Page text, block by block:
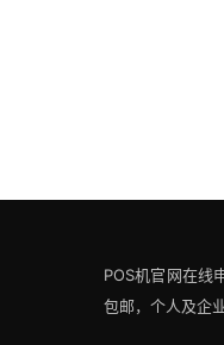
POS机官网在线
包邮，个人及企